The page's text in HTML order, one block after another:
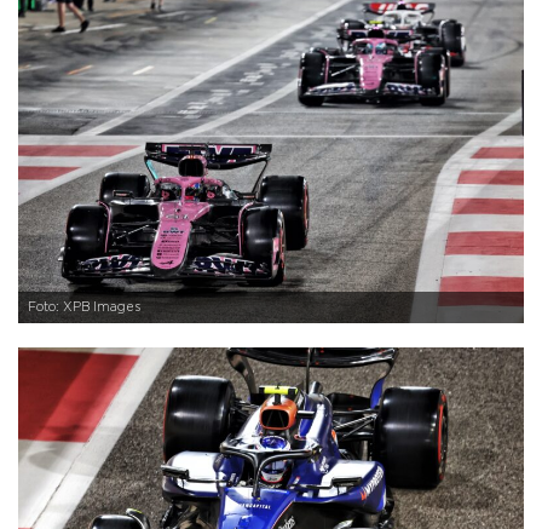
Foto: XPB Images